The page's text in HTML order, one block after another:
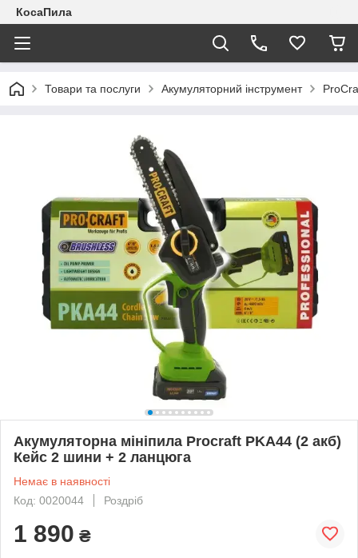
КосаПила
Товари та послуги Акумуляторний інструмент
Акумуляторна мініпила Procraft PKA44 (2 акб)
Кейс 2 шини + 2 ланцюга
Немає в наявності
Код: 0020044
Роздріб
1 890 ₴